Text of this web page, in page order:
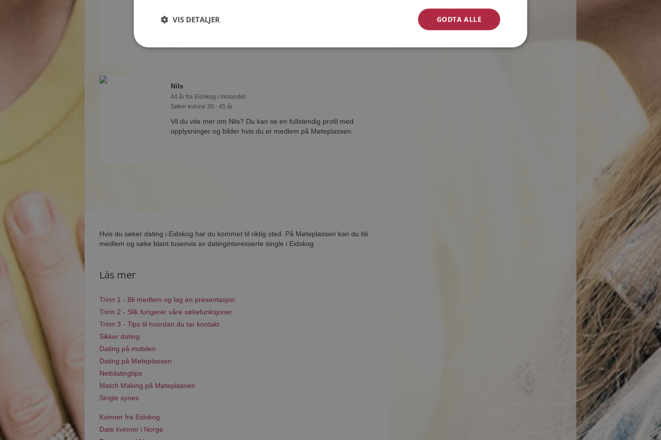
Som medlem kan du vise deg frem for Anton og tusener av
Nils
44 år fra Eidskog i Innlandet
Søker kvinne 30 - 45 år
Vil du vite mer om Nils? Du kan se en fullstendig profil med
opplysninger og bilder hvis du er medlem på Møteplassen.
Hvis du søker dating i Eidskog har du kommet til riktig sted. På Møteplassen kan du bli
medlem og søke blant tusenvis av datinginteresserte single i Eidskog
Läs mer
Trinn 1 - Bli medlem og lag en presentasjon
Trinn 2 - Slik fungerer våre søkefunksjoner
Trinn 3 - Tips til hvordan du tar kontakt
Sikker dating
Dating på mobilen
Dating på Møteplassen
Nettdatingtips
Match Making på Møteplassen
Single synes
Kvinner fra Eidskog
Date kvinner i Norge
GODTA ALLE
VIS DETALJER